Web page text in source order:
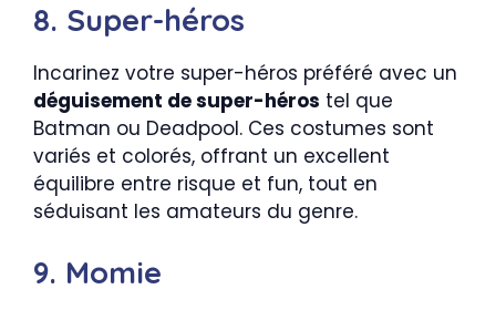
8. Super-héros
Incarinez votre super-héros préféré avec un
déguisement de super-héros tel que
Batman ou Deadpool. Ces costumes sont
variés et colorés, offrant un excellent
équilibre entre risque et fun, tout en
séduisant les amateurs du genre.
9. Momie